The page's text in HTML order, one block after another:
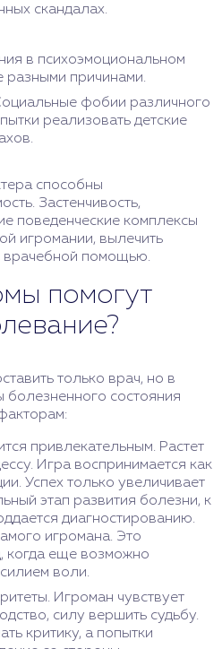
скандалах.
в психоэмоциональном
разными причинами.
фобии различного
реализовать детские
способны
Застенчивость,
поведенческие комплексы
игромании, вылечить
врачебной помощью.
помогут
только врач, но в
болезненного состояния
привлекательным. Растет
Игра воспринимается как
Успех только увеличивает
этап развития болезни, к
диагностированию.
игромана. Это
когда еще возможно
воли.
Игроман чувствует
силу вершить судьбу.
критику, а попытки